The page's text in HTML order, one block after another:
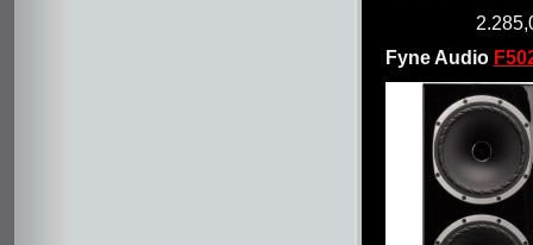
2.285,00€
Fyne Audio